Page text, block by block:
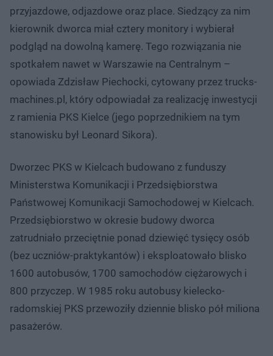
przyjazdowe, odjazdowe oraz place. Siedzący za nim
kierownik dworca miał cztery monitory i wybierał
podgląd na dowolną kamerę. Tego rozwiązania nie
spotkałem nawet w Warszawie na Centralnym –
opowiada Zdzisław Piechocki, cytowany przez trucks-
machines.pl, który odpowiadał za realizację inwestycji
z ramienia PKS Kielce (jego poprzednikiem na tym
stanowisku był Leonard Sikora).
Dworzec PKS w Kielcach budowano z funduszy
Ministerstwa Komunikacji i Przedsiębiorstwa
Państwowej Komunikacji Samochodowej w Kielcach.
Przedsiębiorstwo w okresie budowy dworca
zatrudniało przeciętnie ponad dziewięć tysięcy osób
(bez uczniów-praktykantów) i eksploatowało blisko
1600 autobusów, 1700 samochodów ciężarowych i
800 przyczep. W 1985 roku autobusy kielecko-
radomskiej PKS przewoziły dziennie blisko pół miliona
pasażerów.